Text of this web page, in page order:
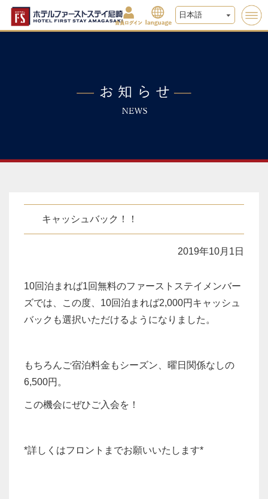
キャッシュバック！！
2019年10月1日
10回泊まれば1回無料のファーストステイメンバー
ズでは、この度、10回泊まれば2,000円キャッシュ
バックも選択いただけるようになりました。
もちろんご宿泊料金もシーズン、曜日関係なしの
6,500円。
この機会にぜひご入会を！
*詳しくはフロントまでお願いいたします*